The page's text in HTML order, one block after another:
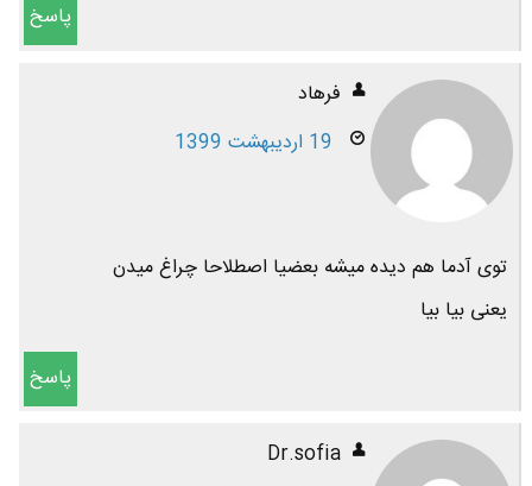
پاسخ
فرهاد
19 اردیبهشت 1399
توی آدما هم دیده میشه بعضیا اصطلاحا چراغ میدن
یعنی بیا بیا
پاسخ
Dr.sofia